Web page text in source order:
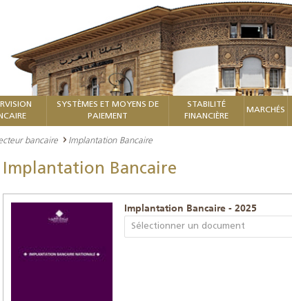
SYSTÈMES ET MOYENS DE
PAIEMENT
STABILITÉ
FINANCIÈRE
MARCHÉS
bancaire Implantation Bancaire
Implantation Bancaire
Implantation Bancaire - 2025